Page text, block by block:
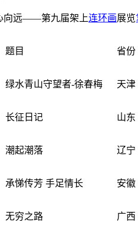
向远——第九届架上连环画展览
题目 省份
绿水青山守望者-徐春梅 天津
长征日记 山东
潮起潮落 辽宁
承悌传芳 手足情长 安徽
无穷之路 广西